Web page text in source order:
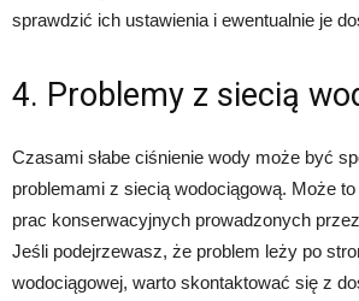
sprawdzić ich ustawienia i ewentualnie je
4. Problemy z siecią
Czasami słabe ciśnienie wody może być
problemami z siecią wodociągową. Może
prac konserwacyjnych prowadzonych
Jeśli podejrzewasz, że problem leży po
wodociągowej, warto skontaktować się z